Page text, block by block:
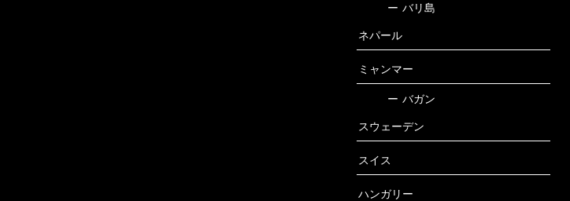
ー バリ島
ネパール
ミャンマー
ー バガン
スウェーデン
スイス
ハンガリー